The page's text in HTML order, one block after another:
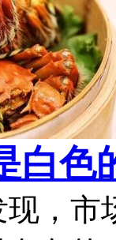
白色
，市